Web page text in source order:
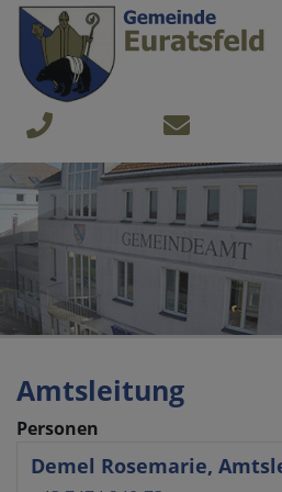
Sprungmarken
Springe direkt zu:
+43
7474
240
Amtsleitung
Personen
Name
Demel Rosemarie,